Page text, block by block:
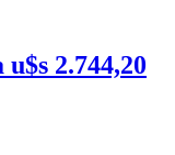
2.744,20